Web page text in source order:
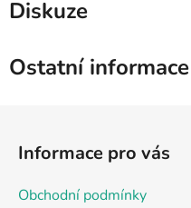
Diskuze
Ostatní informace
Informace pro vás
Obchodní podmínky